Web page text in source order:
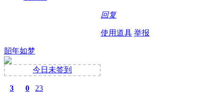
回复
使用道具 举报
韶年如梦
今日未签到
3 0 23